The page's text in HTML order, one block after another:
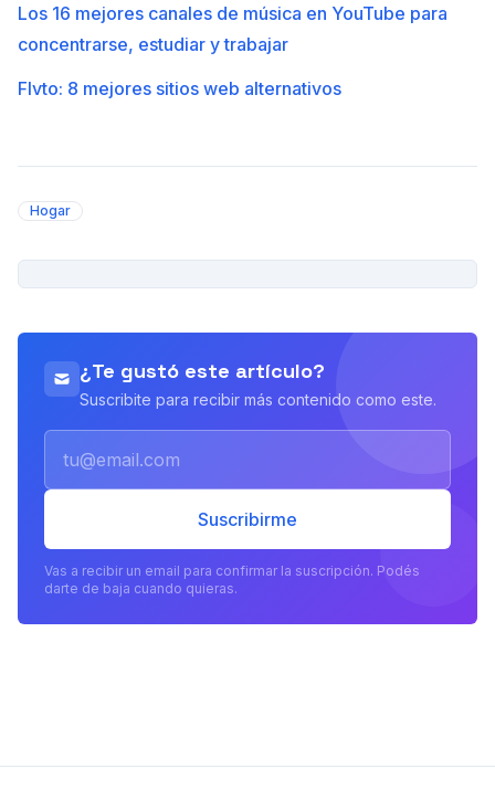
Los 16 mejores canales de música en YouTube para
concentrarse, estudiar y trabajar
Flvto: 8 mejores sitios web alternativos
Hogar
¿Te gustó este artículo?
Suscribite para recibir más contenido como este.
Suscribirme
Vas a recibir un email para confirmar la suscripción. Podés
darte de baja cuando quieras.